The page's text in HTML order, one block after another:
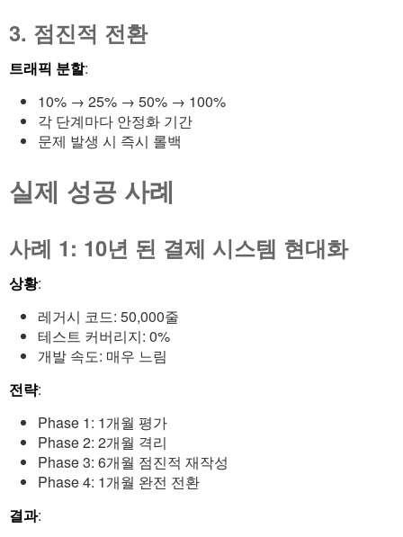
3. 점진적 전환
트래픽 분할:
10% → 25% → 50% → 100%
각 단계마다 안정화 기간
문제 발생 시 즉시 롤백
실제 성공 사례
사례 1: 10년 된 결제 시스템 현대화
상황:
레거시 코드: 50,000줄
테스트 커버리지: 0%
개발 속도: 매우 느림
전략:
Phase 1: 1개월 평가
Phase 2: 2개월 격리
Phase 3: 6개월 점진적 재작성
Phase 4: 1개월 완전 전환
결과: